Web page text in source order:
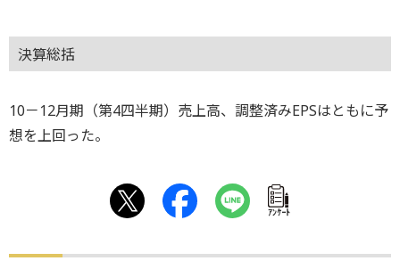
決算総括
10－12月期（第4四半期）売上高、調整済みEPSはともに予
想を上回った。
ｱﾝｹｰﾄ